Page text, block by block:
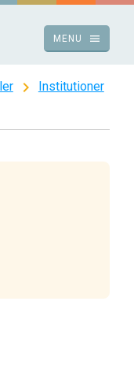
menu
MENU
chevron_right Institutioner